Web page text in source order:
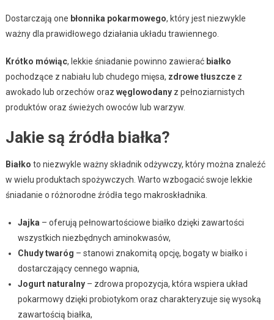
Dostarczają one błonnika pokarmowego, który jest niezwykle
ważny dla prawidłowego działania układu trawiennego.
Krótko mówiąc, lekkie śniadanie powinno zawierać białko
pochodzące z nabiału lub chudego mięsa, zdrowe tłuszczez
awokado lub orzechów oraz węglowodanyz pełnoziarnistych
produktów oraz świeżych owoców lub warzyw.
Jakie są źródła białka?
Białko to niezwykle ważny składnik odżywczy, który można znaleźć
w wielu produktach spożywczych. Warto wzbogacić swoje lekkie
śniadanie o różnorodne źródła tego makroskładnika.
Jajka – oferują pełnowartościowe białko dzięki zawartości
wszystkich niezbędnych aminokwasów,
Chudy twaróg – stanowi znakomitą opcję, bogaty w białko i
dostarczający cennego wapnia,
Jogurt naturalny– zdrowa propozycja, która wspiera układ
pokarmowy dzięki probiotykom oraz charakteryzuje się wysoką
zawartością białka,